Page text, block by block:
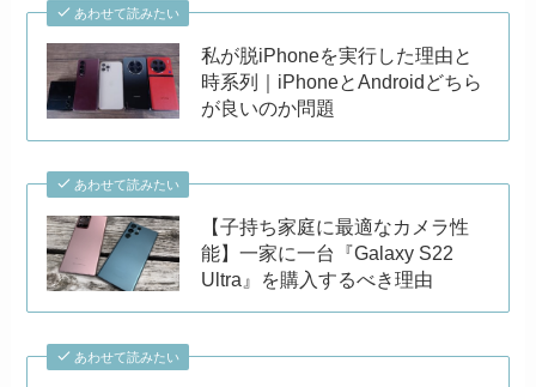
あわせて読みたい
私が脱iPhoneを実行した理由と
時系列｜iPhoneとAndroidどちら
が良いのか問題
あわせて読みたい
【子持ち家庭に最適なカメラ性
能】一家に一台『Galaxy S22
Ultra』を購入するべき理由
あわせて読みたい